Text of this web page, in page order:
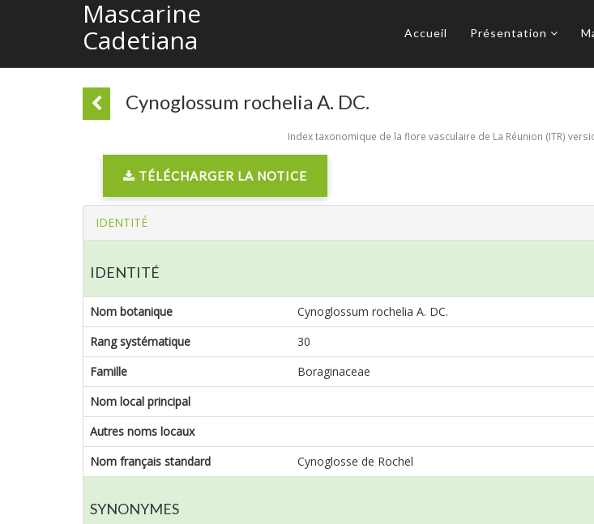
Mascarine
Cadetiana
Accueil Présentation
Cynoglossum rochelia A. DC.
Index taxonomique de la flore vasculaire de La Réunion (ITR)
TÉLÉCHARGER LA NOTICE
IDENTITÉ
IDENTITÉ
Nom botanique
Cynoglossum rochelia A. DC.
Rang systématique
30
Famille
Boraginaceae
Nom local principal
Autres noms locaux
Nom français standard
Cynoglosse de Rochel
SYNONYMES